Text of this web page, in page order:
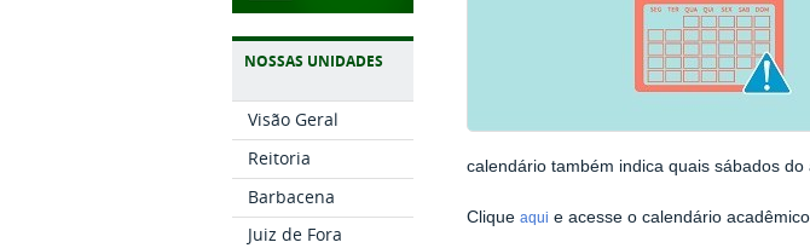
NOSSAS UNIDADES
Visão Geral
Reitoria
Barbacena
Juiz de Fora
calendário também indica quais sábados
Cliqueaqui e acesse o calendário